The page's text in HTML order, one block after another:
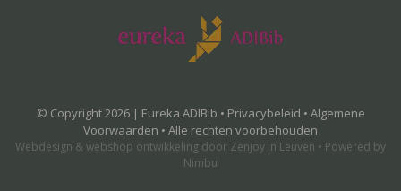
© Copyright 2026 | Eureka ADIBib • Privacybeleid • Algemene
Voorwaarden • Alle rechten voorbehouden
Webdesign & webshop ontwikkeling door Zenjoy in Leuven • Powered by
Nimbu